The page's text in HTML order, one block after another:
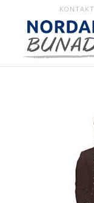
KONTAKT